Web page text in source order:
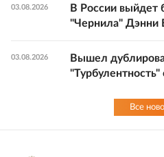
03.08.2026
В России выйдет
"Чернила" Дэнни
03.08.2026
Вышел
Все